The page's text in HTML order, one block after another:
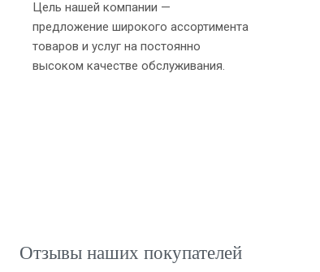
Цель нашей компании —
предложение широкого ассортимента
товаров и услуг на постоянно
высоком качестве обслуживания.
Отзывы наших покупателей